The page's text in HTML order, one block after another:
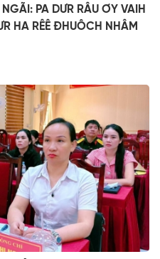
PA DƯR RÂU ƠY VAIH
HA RÊÊ ĐHUÔCH NHÂM